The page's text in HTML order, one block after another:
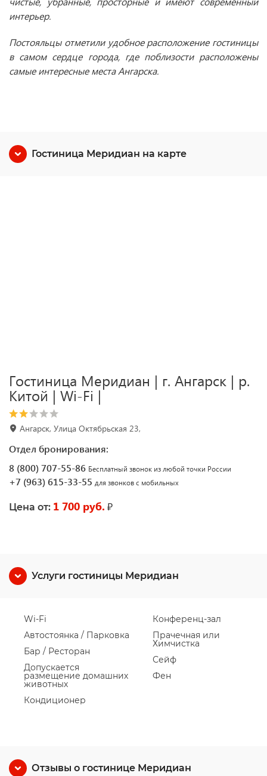
интерьер.
Постояльцы отметили удобное расположение гостиницы
в самом сердце города, где поблизости расположены
самые интересные места Ангарска.
Гостиница Меридиан на карте
Гостиница Меридиан | г. Ангарск | р.
Китой | Wi-Fі |
Ангарск, Улица Октябрьская 23,
Отдел бронирования:
8 (800) 707-55-86 Бесплатный звонок из любой точки России
+7 (963) 615-33-55 для звонков с мобильных
Цена от: 1 700 руб. ₽
Услуги гостиницы Меридиан
Wi-Fi
Автостоянка / Парковка
Бар / Ресторан
Допускается
размещение домашних
животных
Кондиционер
Конференц-зал
Прачечная или
Химчистка
Сейф
Фен
Отзывы о гостинице Меридиан